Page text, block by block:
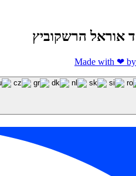
Made with ❤